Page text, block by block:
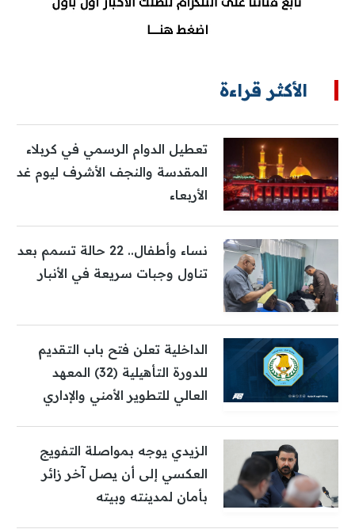
الأكثر قراءة
تعطيل الدوام الرسمي في كربلاء
المقدسة والنجف الأشرف ليوم غد
الأربعاء
نساء وأطفال.. 22 حالة تسمم بعد
تناول وجبات سريعة في الأنبار
الداخلية تعلن فتح باب التقديم
للدورة التأهيلية (32) المعهد
العالي للتطوير الأمني والإداري
الزيدي يوجه بمواصلة التفويج
العكسي إلى أن يصل آخر زائر
بأمان لمدينته وبيته